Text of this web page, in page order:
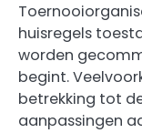
huisregels
worden
begint.
betrekking tot
aanpassingen